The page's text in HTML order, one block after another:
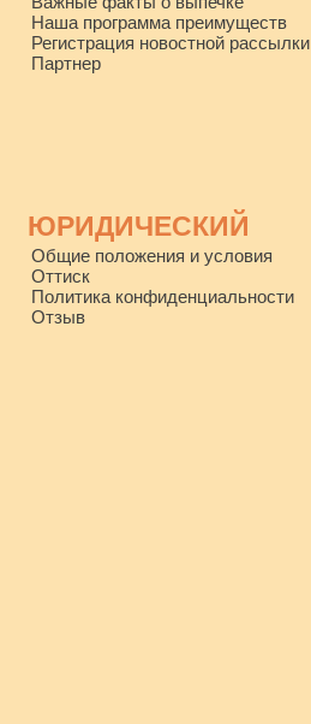
Наша программа преимуществ
Регистрация новостной рассылки
Партнер
ЮРИДИЧЕСКИЙ
Общие положения и условия
Оттиск
Политика конфиденциальности
Отзыв